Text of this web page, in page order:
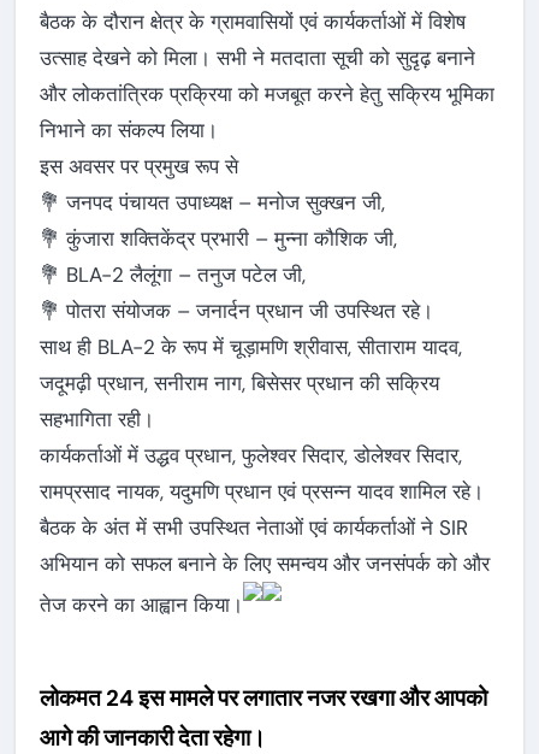
बैठक के दौरान क्षेत्र के ग्रामवासियों एवं कार्यकर्ताओं में विशेष
उत्साह देखने को मिला। सभी ने मतदाता सूची को सुदृढ़ बनाने
और लोकतांत्रिक प्रक्रिया को मजबूत करने हेतु सक्रिय भूमिका
निभाने का संकल्प लिया।
इस अवसर पर प्रमुख रूप से
💐 जनपद पंचायत उपाध्यक्ष – मनोज सुक्खन जी,
💐 कुंजारा शक्तिकेंद्र प्रभारी – मुन्ना कौशिक जी,
💐 BLA-2 लैलूंगा – तनुज पटेल जी,
💐 पोतरा संयोजक – जनार्दन प्रधान जी उपस्थित रहे।
साथ ही BLA-2 के रूप में चूड़ामणि श्रीवास, सीताराम यादव,
जदूमढ़ी प्रधान, सनीराम नाग, बिसेसर प्रधान की सक्रिय
सहभागिता रही।
कार्यकर्ताओं में उद्धव प्रधान, फुलेश्वर सिदार, डोलेश्वर सिदार,
रामप्रसाद नायक, यदुमणि प्रधान एवं प्रसन्न यादव शामिल रहे।
बैठक के अंत में सभी उपस्थित नेताओं एवं कार्यकर्ताओं ने SIR
अभियान को सफल बनाने के लिए समन्वय और जनसंपर्क को और
तेज करने का आह्वान किया।
लोकमत 24 इस मामले पर लगातार नजर रखगा और आपको
आगे की जानकारी देता रहेगा।